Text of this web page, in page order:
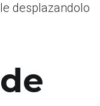
desplazandolo